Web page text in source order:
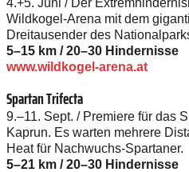
4.+5. Juni / Der
Wildkogel-Arena mit dem
Dreitausender des
5–15 km / 20–30 Hindernisse
www.wildkogel-arena.at
Spartan Trifecta
9.–11. Sept. / Premiere für das
Kaprun. Es warten mehrere
Heat für Nachwuchs-Spartaner.
5–21 km / 20–30 Hindernisse